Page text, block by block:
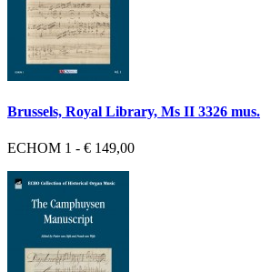
Brussels, Royal Library, Ms II 3326 mus.
ECHOM 1 - € 149,00